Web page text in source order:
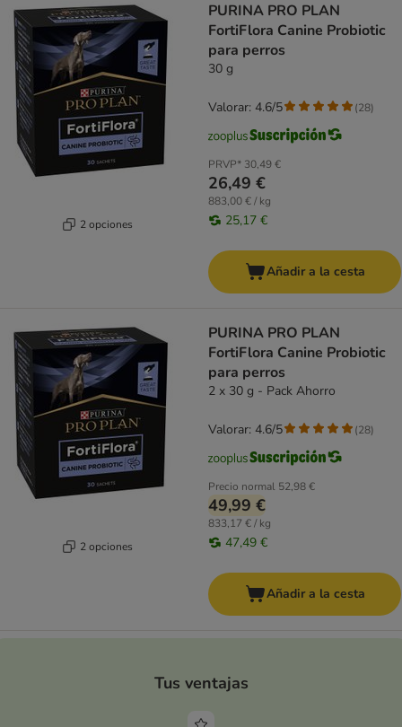
2 opciones
PURINA PRO PLAN
FortiFlora Canine Probiotic
para perros
30 g
PRVP* 30,49 €
26,49 €
883,00 € / kg
25,17 €
Valorar: 4.6/5 (28)
Añadir a la cesta
2 opciones
PURINA PRO PLAN
FortiFlora Canine Probiotic
para perros
2 x 30 g - Pack Ahorro
Precio normal 52,98 €
49,99 €
833,17 € / kg
47,49 €
Valorar: 4.6/5 (28)
Añadir a la cesta
Tus ventajas